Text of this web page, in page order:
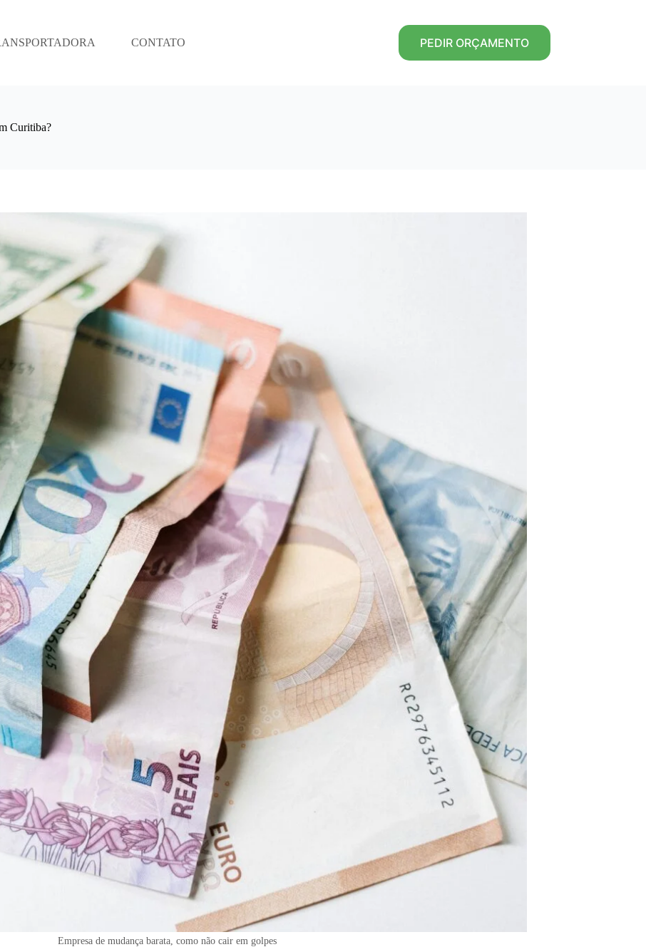
CONTATO PEDIR ORÇAMENTO
Curitiba?
Empresa de mudança barata, como não cair em golpes